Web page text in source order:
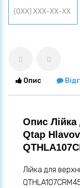
Опис
Опис
Qtap
Лійка для